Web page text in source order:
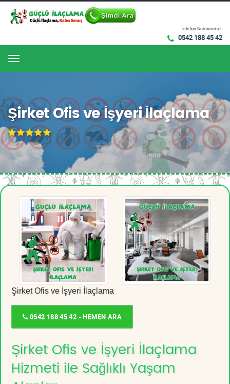
Telefon Numaramız:
0542 188 45 42
Menu
Şirket Ofis ve İşyeri İlaçlama
Şirket Ofis ve İşyeri İlaçlama
0542 188 45 42 - HEMEN ARA
Şirket Ofis ve İşyeri İlaçlama
Hizmeti ile Sağlıklı Yaşam